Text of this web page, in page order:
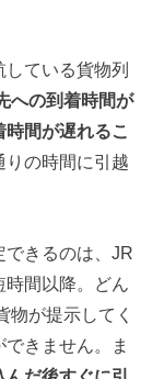
している貨物列
への到着時間が
間が遅れるこ
りの時間に引越
できるのは、JR
間以降。どん
物が提示してく
きません。ま